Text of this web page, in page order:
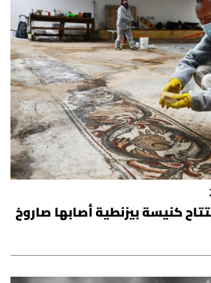
كنيسة بيزنطية أصابها صاروخ